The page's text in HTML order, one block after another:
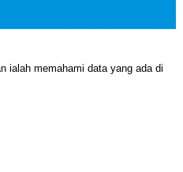
ialah memahami data yang ada di